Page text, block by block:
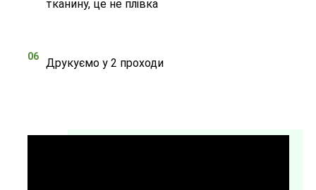
тканину, це не плівка
06 Друкуємо у 2 проходи